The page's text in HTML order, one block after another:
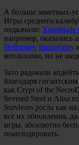
А больше заметных-
Игры среднего
подкачали: Xenoblade
например, оказались
Hellsinger, Immortality
неплохими, но не
Зато радовали
благодаря
как Crypt of the
Severed Steel и Alisa
Survivors росла как
все их обновления,
игры, абсолютно
поаплодировать.